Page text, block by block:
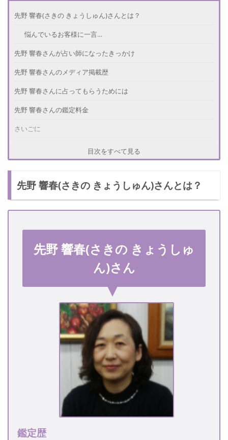
先野 響春(さきの きょうしゅん)さんとは？
悩んでいるお客様に一言…
先野 響春さんが占い師になったきっかけ
先野 響春さんのメディア掲載歴
先野 響春さんに占ってもらうためには
先野 響春さんの鑑定料金
さいごに
目次をすべて見る
先野 響春(さきの きょうしゅん)さんとは？
先野 響春(さきの きょうしゅ
ん)さん
鑑定歴